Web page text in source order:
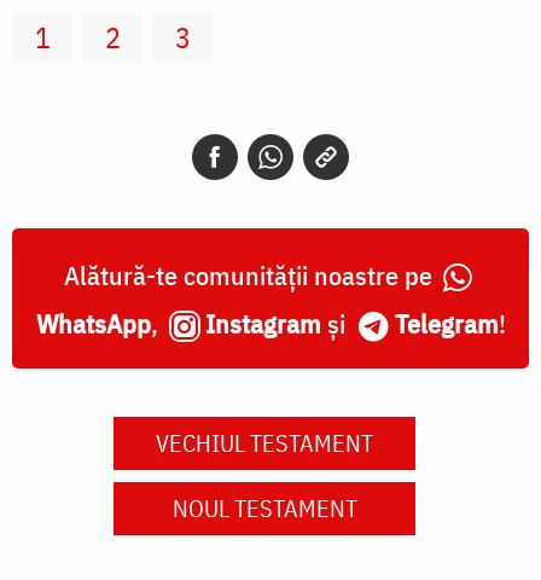
1 2 3
Alătură-te comunității noastre pe
WhatsApp, Instagram și Telegram!
VECHIUL TESTAMENT
NOUL TESTAMENT